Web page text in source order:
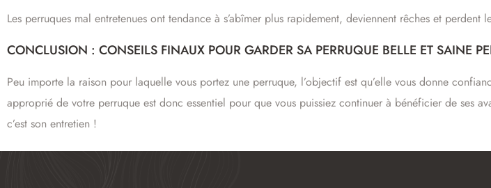
Les perruques mal entretenues ont tendance à s’abîmer plus rapidement, deviennent rêches et perdent
CONCLUSION : CONSEILS FINAUX POUR GARDER SA PERRUQUE BELLE ET SAINE
Peu importe la raison pour laquelle vous portez une perruque, l’objectif est qu’elle vous donne
approprié de votre perruque est donc essentiel pour que vous puissiez continuer à bénéficier de ses
c’est son entretien !